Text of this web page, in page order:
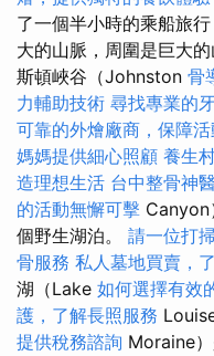
了一個半小時的乘船旅
大的山脈，周圍是巨大
斯頓峽谷（Johnston 骨
力輔助技術 尋找專業的
可靠的外燴廠商，保障
媽媽提供細心照顧 養生
造理想生活 台中整骨神
的活動無懈可擊 Canyon
個野生湖泊。 請一位打
骨服務 私人墓地買賣，
湖（Lake 如何選擇有效
護，了解長照服務
提供稅務諮詢 Moraine